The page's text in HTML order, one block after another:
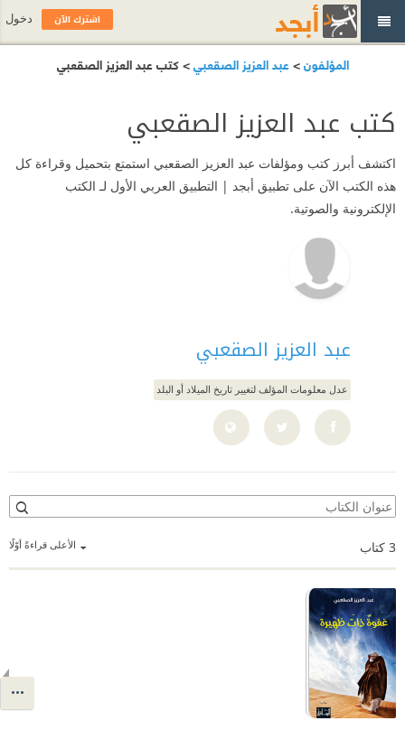
المؤلفون>عبد العزيز الصقعبي> كتب عبد العزيز الصقعبي
كتب عبد العزيز الصقعبي
اكتشف أبرز كتب ومؤلفات عبد العزيز الصقعبي استمتع بتحميل وقراءة كل
هذه الكتب الآن على تطبيق أبجد | التطبيق العربي الأول لـ الكتب
الإلكترونية والصوتية.
عبد العزيز الصقعبي
عدل معلومات المؤلف لتغيير تاريخ الميلاد أو البلد
الأعلى قراءةً أوّلًا 3 كتاب
اشترك الآن دخول